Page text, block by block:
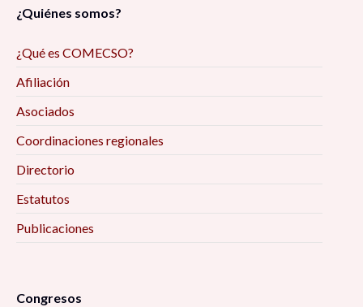
¿Quiénes somos?
¿Qué es COMECSO?
Afiliación
Asociados
Coordinaciones regionales
Directorio
Estatutos
Publicaciones
Congresos